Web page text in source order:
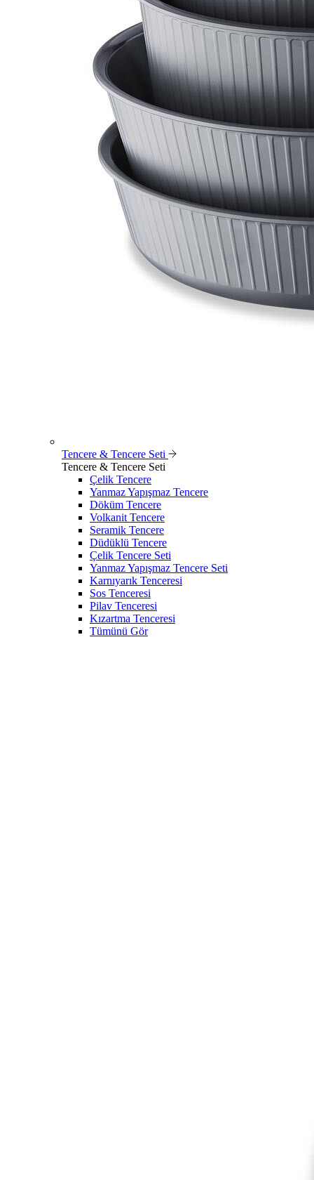
Tencere & Tencere Seti
Tencere & Tencere Seti
Çelik Tencere
Yanmaz Yapışmaz Tencere
Döküm Tencere
Volkanit Tencere
Seramik Tencere
Düdüklü Tencere
Çelik Tencere Seti
Yanmaz Yapışmaz Tencere Seti
Karnıyarık Tenceresi
Sos Tenceresi
Pilav Tenceresi
Kızartma Tenceresi
Tümünü Gör